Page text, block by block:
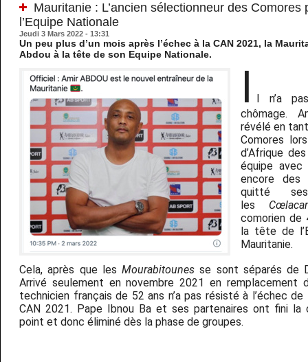
Mauritanie : L’ancien sélectionneur des Comores
l’Equipe Nationale
Jeudi 3 Mars 2022 - 13:31
Un peu plus d’un mois après l’échec à la CAN 2021, la
Abdou à la tête de son Equipe Nationale.
I
l n’a
chômage.
révélé en
Comores
d’Afrique
équipe
encore des
quitté
les
comorien de
la tête de
Mauritanie.
Cela, après que lesMourabitounes se sont séparés de
Arrivé seulement en novembre 2021 en remplacement
technicien français de 52 ans n’a pas résisté à l’échec
CAN 2021. Pape Ibnou Ba et ses partenaires ont fini la
point et donc éliminé dès la phase de groupes.